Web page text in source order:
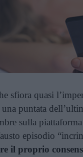
sfiora quasi
puntata
sulla piattaforma
episodio
il proprio